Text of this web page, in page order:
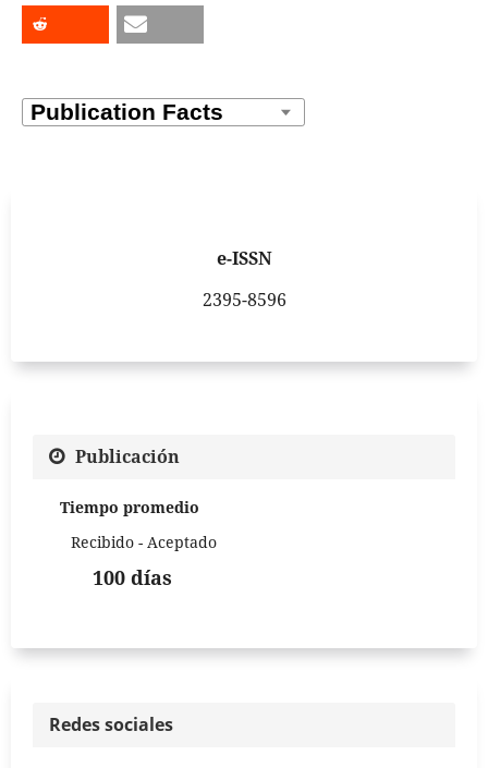
e-ISSN
2395-8596
Publicación
Tiempo promedio
Recibido - Aceptado
100 días
Redes sociales